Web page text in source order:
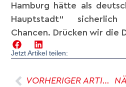
Hamburg hätte als
Hauptstadt“
Chancen. Drücken wir die
Jetzt Artikel teilen:
VORHERIGER ARTIKEL